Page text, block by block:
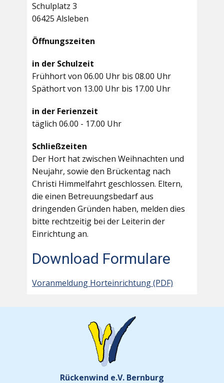
Schulplatz 3
06425 Alsleben
Öffnungszeiten
in der Schulzeit
Frühhort von 06.00 Uhr bis 08.00 Uhr
Späthort von 13.00 Uhr bis 17.00 Uhr
in der Ferienzeit
täglich 06.00 - 17.00 Uhr
Schließzeiten
Der Hort hat zwischen Weihnachten und
Neujahr, sowie den Brückentag nach
Christi Himmelfahrt geschlossen. Eltern,
die einen Betreuungsbedarf aus
dringenden Gründen haben, melden dies
bitte rechtzeitig bei der Leiterin der
Einrichtung an.
Download Formulare
Voranmeldung Horteinrichtung (PDF)
Rückenwind e.V. Bernburg